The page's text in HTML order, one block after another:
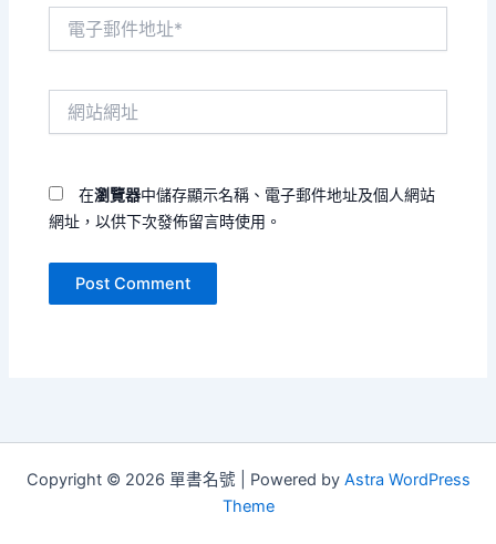
在瀏覽器中儲存顯示名稱、電子郵件地址及個人網站
網址，以供下次發佈留言時使用。
Copyright © 2026 單書名號 | Powered by Astra WordPress
Theme